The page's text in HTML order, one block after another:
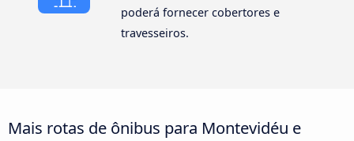
poderá fornecer cobertores e
travesseiros.
Mais rotas de ônibus para Montevidéu e